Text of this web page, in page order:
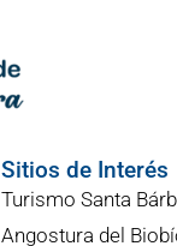
Sitios de Interés
Turismo Santa
Angostura del